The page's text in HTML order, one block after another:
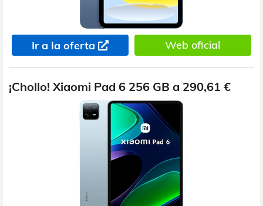
Ir a la oferta Web oficial
¡Chollo! Xiaomi Pad 6 256 GB a 290,61 €